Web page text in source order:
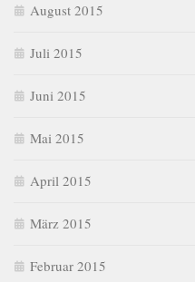
August 2015
Juli 2015
Juni 2015
Mai 2015
April 2015
März 2015
Februar 2015